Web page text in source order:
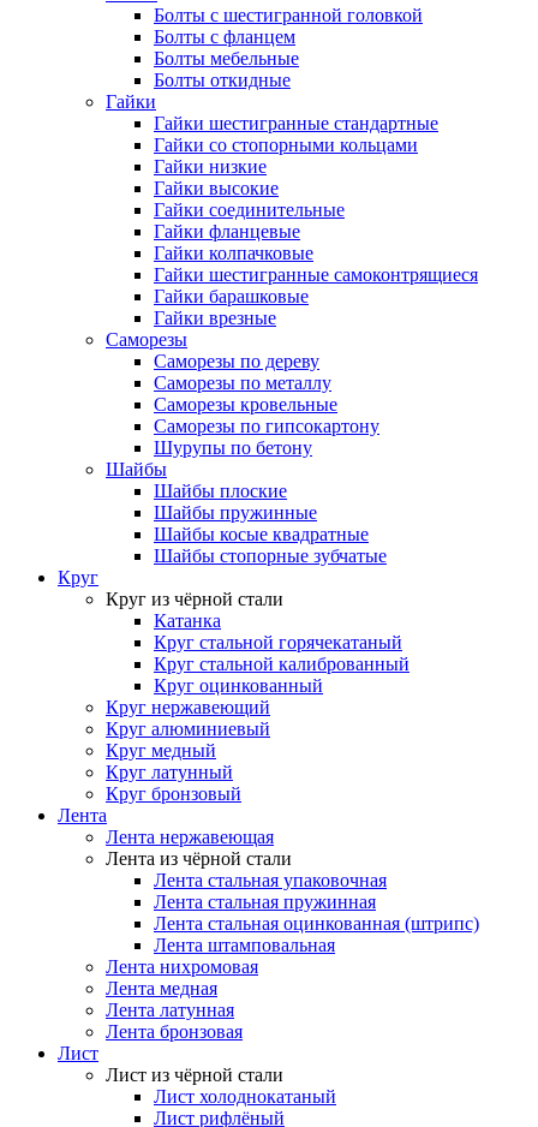
Болты с шестигранной головкой
Болты с фланцем
Болты мебельные
Болты откидные
Гайки
Гайки шестигранные стандартные
Гайки со стопорными кольцами
Гайки низкие
Гайки высокие
Гайки соединительные
Гайки фланцевые
Гайки колпачковые
Гайки шестигранные самоконтрящиеся
Гайки барашковые
Гайки врезные
Саморезы
Саморезы по дереву
Саморезы по металлу
Саморезы кровельные
Саморезы по гипсокартону
Шурупы по бетону
Шайбы
Шайбы плоские
Шайбы пружинные
Шайбы косые квадратные
Шайбы стопорные зубчатые
Круг
Круг из чёрной стали
Катанка
Круг стальной горячекатаный
Круг стальной калиброванный
Круг оцинкованный
Круг нержавеющий
Круг алюминиевый
Круг медный
Круг латунный
Круг бронзовый
Лента
Лента нержавеющая
Лента из чёрной стали
Лента стальная упаковочная
Лента стальная пружинная
Лента стальная оцинкованная (штрипс)
Лента штамповальная
Лента нихромовая
Лента медная
Лента латунная
Лента бронзовая
Лист
Лист из чёрной стали
Лист холоднокатаный
Лист рифлёный